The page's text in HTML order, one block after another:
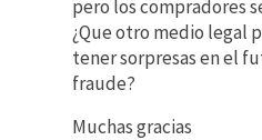
pero los compradores
¿Que otro medio legal
tener sorpresas en el
fraude?
Muchas gracias